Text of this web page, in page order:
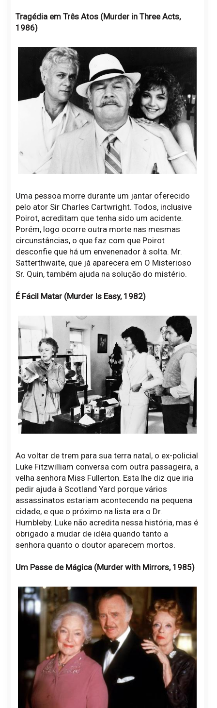
Tragédia em Três Atos (Murder in Three Acts,
1986)
Uma pessoa morre durante um jantar oferecido
pelo ator Sir Charles Cartwright. Todos, inclusive
Poirot, acreditam que tenha sido um acidente.
Porém, logo ocorre outra morte nas mesmas
circunstâncias, o que faz com que Poirot
desconfie que há um envenenador à solta. Mr.
Satterthwaite, que já aparecera em O Misterioso
Sr. Quin, também ajuda na solução do mistério.
É Fácil Matar (Murder Is Easy, 1982)
Ao voltar de trem para sua terra natal, o ex-policial
Luke Fitzwilliam conversa com outra passageira, a
velha senhora Miss Fullerton. Esta lhe diz que iria
pedir ajuda à Scotland Yard porque vários
assassinatos estariam acontecendo na pequena
cidade, e que o próximo na lista era o Dr.
Humbleby. Luke não acredita nessa história, mas é
obrigado a mudar de idéia quando tanto a
senhora quanto o doutor aparecem mortos.
Um Passe de Mágica (Murder with Mirrors, 1985)